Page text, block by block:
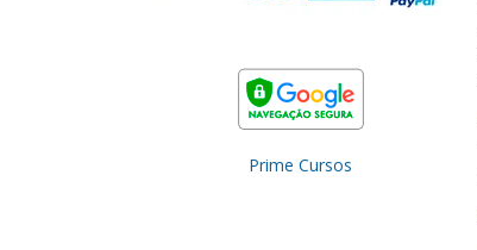
Prime Cursos